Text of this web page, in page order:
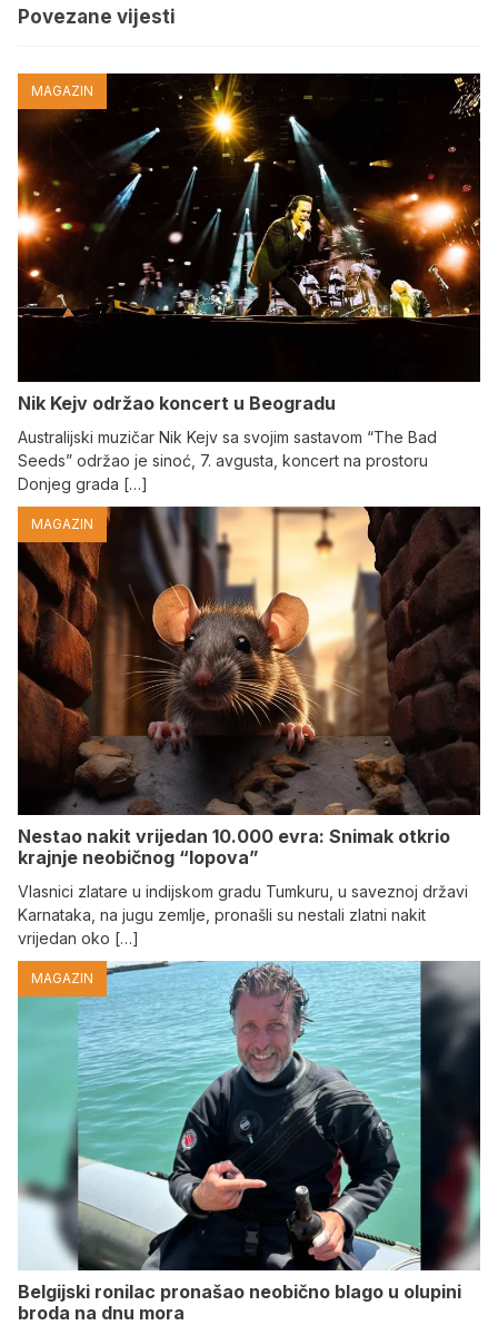
Povezane vijesti
MAGAZIN
Nik Kejv održao koncert u Beogradu
Australijski muzičar Nik Kejv sa svojim sastavom “The Bad
Seeds” održao je sinoć, 7. avgusta, koncert na prostoru
Donjeg grada […]
MAGAZIN
Nestao nakit vrijedan 10.000 evra: Snimak otkrio
krajnje neobičnog “lopova”
Vlasnici zlatare u indijskom gradu Tumkuru, u saveznoj državi
Karnataka, na jugu zemlje, pronašli su nestali zlatni nakit
vrijedan oko […]
MAGAZIN
Belgijski ronilac pronašao neobično blago u olupini
broda na dnu mora